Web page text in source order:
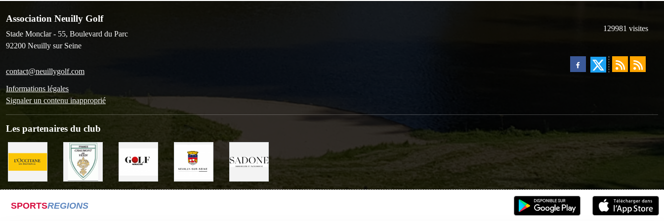
Association Neuilly Golf
Stade Monclar - 55, Boulevard du Parc
92200 Neuilly sur Seine
contact@neuillygolf.com
Informations légales
Signaler un contenu inapproprié
129981 visites
Les partenaires du club
SPORTSREGIONS